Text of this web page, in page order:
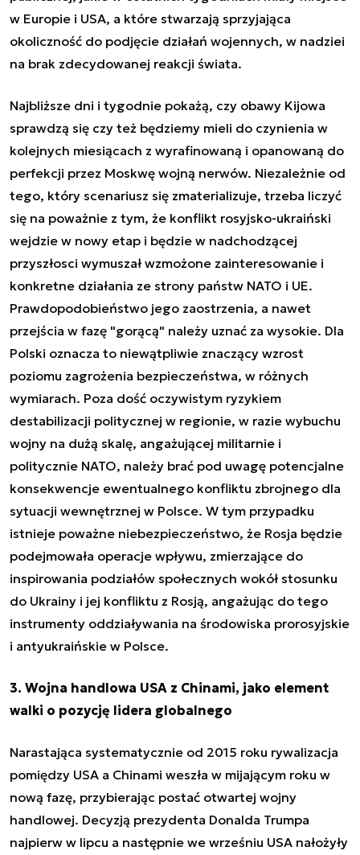
w Europie i USA, a które stwarzają sprzyjająca
okoliczność do podjęcie działań wojennych, w nadziei
na brak zdecydowanej reakcji świata.
Najbliższe dni i tygodnie pokażą, czy obawy Kijowa
sprawdzą się czy też będziemy mieli do czynienia w
kolejnych miesiącach z wyrafinowaną i opanowaną do
perfekcji przez Moskwę wojną nerwów. Niezależnie od
tego, który scenariusz się zmaterializuje, trzeba liczyć
się na poważnie z tym, że konflikt rosyjsko-ukraiński
wejdzie w nowy etap i będzie w nadchodzącej
przyszłosci wymuszał wzmożone zainteresowanie i
konkretne działania ze strony państw NATO i UE.
Prawdopodobieństwo jego zaostrzenia, a nawet
przejścia w fazę "gorącą" należy uznać za wysokie. Dla
Polski oznacza to niewątpliwie znaczący wzrost
poziomu zagrożenia bezpieczeństwa, w różnych
wymiarach. Poza dość oczywistym ryzykiem
destabilizacji politycznej w regionie, w razie wybuchu
wojny na dużą skalę, angażującej militarnie i
politycznie NATO, należy brać pod uwagę potencjalne
konsekwencje ewentualnego konfliktu zbrojnego dla
sytuacji wewnętrznej w Polsce. W tym przypadku
istnieje poważne niebezpieczeństwo, że Rosja będzie
podejmowała operacje wpływu, zmierzające do
inspirowania podziałów społecznych wokół stosunku
do Ukrainy i jej konfliktu z Rosją, angażując do tego
instrumenty oddziaływania na środowiska prorosyjskie
i antyukraińskie w Polsce.
3. Wojna handlowa USA z Chinami, jako element
walki o pozycję lidera globalnego
Narastająca systematycznie od 2015 roku rywalizacja
pomiędzy USA a Chinami weszła w mijającym roku w
nową fazę, przybierając postać otwartej wojny
handlowej. Decyzją prezydenta Donalda Trumpa
najpierw w lipcu a następnie we wrześniu USA nałożyły